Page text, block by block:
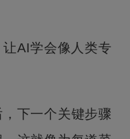
AI学会像人类专
下一个关键步骤